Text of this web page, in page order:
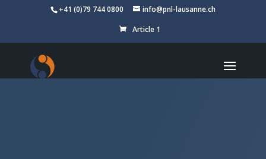
+41 (0)79 744 0800
info@pnl-lausanne.ch
Article 1